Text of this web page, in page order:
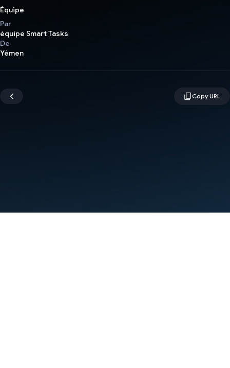
Équipe
Par
équipe Smart Tasks
De
Yémen